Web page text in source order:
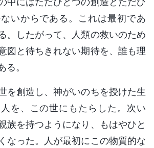
ないからである。これは最初であ
。したがって、人類の救いのため
図と待ちきれない期待を、誰も理
る。
を創造し、神がいのちを授けた生
を、この世にもたらした。次い
族を持つようになり、もはやひと
なった。人が最初にこの物質的な